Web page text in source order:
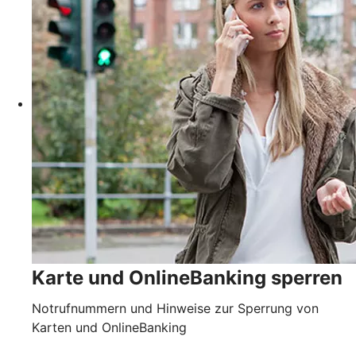
Karte und OnlineBanking sperren
Notrufnummern und Hinweise zur Sperrung von
Karten und OnlineBanking